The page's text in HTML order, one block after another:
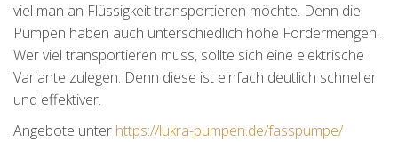
viel man an Flüssigkeit transportieren möchte. Denn die
Pumpen haben auch unterschiedlich hohe Fördermengen.
Wer viel transportieren muss, sollte sich eine elektrische
Variante zulegen. Denn diese ist einfach deutlich schneller
und effektiver.
Angebote unter https://lukra-pumpen.de/fasspumpe/